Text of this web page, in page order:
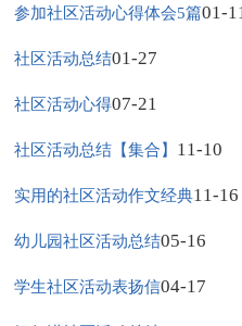
参加社区活动心得体会5篇01-
社区活动总结01-27
社区活动心得07-21
社区活动总结【集合】 11-10
实用的社区活动作文经典11-16
幼儿园社区活动总结05-16
学生社区活动表扬信04-17